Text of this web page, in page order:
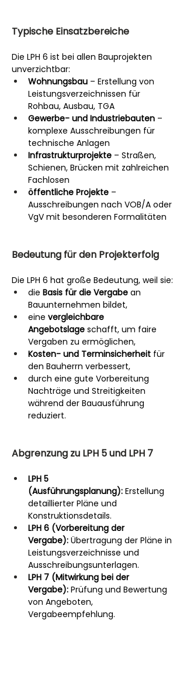
Typische Einsatzbereiche
Die LPH 6 ist bei allen Bauprojekten
unverzichtbar:
Wohnungsbau – Erstellung von
Leistungsverzeichnissen für
Rohbau, Ausbau, TGA
Gewerbe- und Industriebauten –
komplexe Ausschreibungen für
technische Anlagen
Infrastrukturprojekte – Straßen,
Schienen, Brücken mit zahlreichen
Fachlosen
öffentliche Projekte –
Ausschreibungen nach VOB/A oder
VgV mit besonderen Formalitäten
Bedeutung für den Projekterfolg
Die LPH 6 hat große Bedeutung, weil sie:
die Basis für die Vergabe an
Bauunternehmen bildet,
eine vergleichbare
Angebotslage schafft, um faire
Vergaben zu ermöglichen,
Kosten- und Terminsicherheit für
den Bauherrn verbessert,
durch eine gute Vorbereitung
Nachträge und Streitigkeiten
während der Bauausführung
reduziert.
Abgrenzung zu LPH 5 und LPH 7
LPH 5
(Ausführungsplanung): Erstellung
detaillierter Pläne und
Konstruktionsdetails.
LPH 6 (Vorbereitung der
Vergabe): Übertragung der Pläne in
Leistungsverzeichnisse und
Ausschreibungsunterlagen.
LPH 7 (Mitwirkung bei der
Vergabe): Prüfung und Bewertung
von Angeboten,
Vergabeempfehlung.